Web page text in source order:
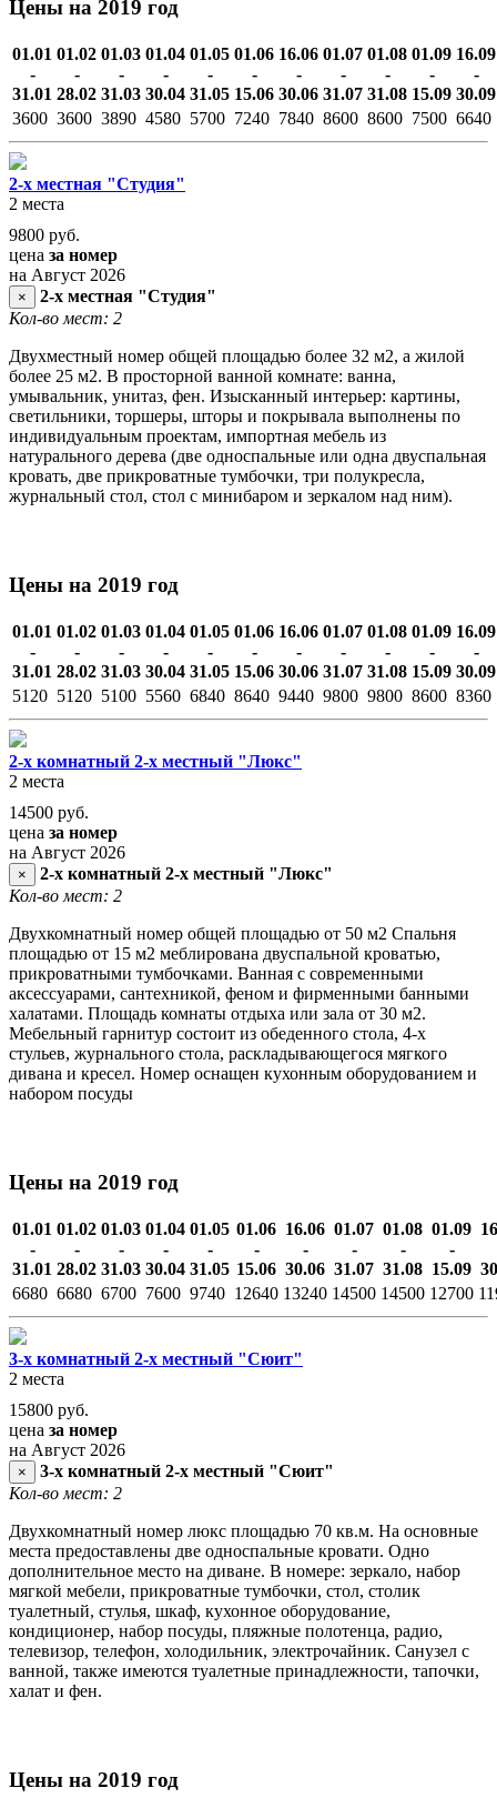
Цены на 2019 год
01.01
-
31.01
01.02
-
28.02
01.03
-
31.03
01.04
-
30.04
01.05
-
31.05
01.06
-
15.06
16.06
-
30.06
01.07
-
31.07
01.08
-
31.08
01.09
-
15.09
16.09
-
30.09
3600 3600 3890 4580 5700 7240 7840 8600 8600 7500 6640
2-х местная "Студия"
2 места
9800 руб.
цена за номер
на Август 2026
×
2-х местная "Студия"
Кол-во мест: 2
Двухместный номер общей площадью более 32 м2, а жилой
более 25 м2. В просторной ванной комнате: ванна,
умывальник, унитаз, фен. Изысканный интерьер: картины,
светильники, торшеры, шторы и покрывала выполнены по
индивидуальным проектам, импортная мебель из
натурального дерева (две односпальные или одна двуспальная
кровать, две прикроватные тумбочки, три полукресла,
журнальный стол, стол с минибаром и зеркалом над ним).
Цены на 2019 год
01.01
-
31.01
01.02
-
28.02
01.03
-
31.03
01.04
-
30.04
01.05
-
31.05
01.06
-
15.06
16.06
-
30.06
01.07
-
31.07
01.08
-
31.08
01.09
-
15.09
16.09
-
30.09
5120 5120 5100 5560 6840 8640 9440 9800 9800 8600 8360
2-х комнатный 2-х местный "Люкс"
2 места
14500 руб.
цена за номер
на Август 2026
×
2-х комнатный 2-х местный "Люкс"
Кол-во мест: 2
Двухкомнатный номер общей площадью от 50 м2 Спальня
площадью от 15 м2 меблирована двуспальной кроватью,
прикроватными тумбочками. Ванная с современными
аксессуарами, сантехникой, феном и фирменными банными
халатами. Площадь комнаты отдыха или зала от 30 м2.
Мебельный гарнитур состоит из обеденного стола, 4-х
стульев, журнального стола, раскладывающегося мягкого
дивана и кресел. Номер оснащен кухонным оборудованием и
набором посуды
Цены на 2019 год
01.01
-
31.01
01.02
-
28.02
01.03
-
31.03
01.04
-
30.04
01.05
-
31.05
01.06
-
15.06
16.06
-
30.06
01.07
-
31.07
01.08
-
31.08
01.09
-
15.09
6680 6680 6700 7600 9740 12640 13240 14500 14500 12700
3-х комнатный 2-х местный "Сюит"
2 места
15800 руб.
цена за номер
на Август 2026
×
3-х комнатный 2-х местный "Сюит"
Кол-во мест: 2
Двухкомнатный номер люкс площадью 70 кв.м. На основные
места предоставлены две односпальные кровати. Одно
дополнительное место на диване. В номере: зеркало, набор
мягкой мебели, прикроватные тумбочки, стол, столик
туалетный, стулья, шкаф, кухонное оборудование,
кондиционер, набор посуды, пляжные полотенца, радио,
телевизор, телефон, холодильник, электрочайник. Санузел с
ванной, также имеются туалетные принадлежности, тапочки,
халат и фен.
Цены на 2019 год